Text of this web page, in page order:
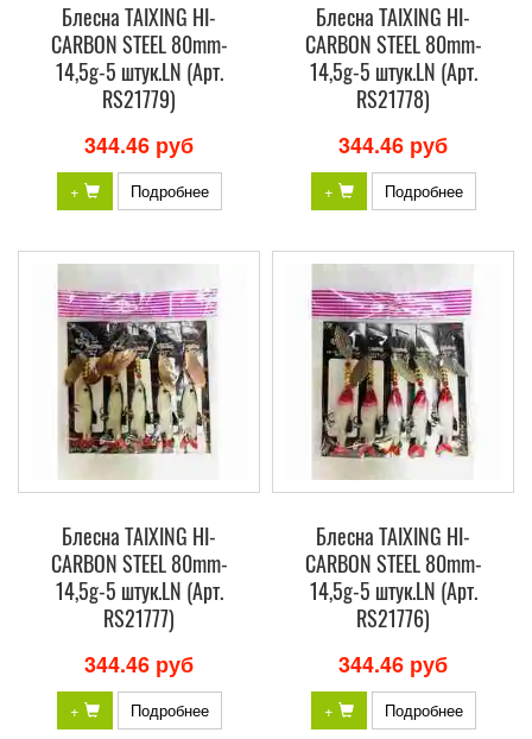
Блесна TAIXING HI-
CARBON STEEL 80mm-
14,5g-5 штук.LN (Арт.
RS21779)
344.46 руб
+ Подробнее
Блесна TAIXING HI-
CARBON STEEL 80mm-
14,5g-5 штук.LN (Арт.
RS21778)
344.46 руб
+ Подробнее
Блесна TAIXING HI-
CARBON STEEL 80mm-
14,5g-5 штук.LN (Арт.
RS21777)
344.46 руб
+ Подробнее
Блесна TAIXING HI-
CARBON STEEL 80mm-
14,5g-5 штук.LN (Арт.
RS21776)
344.46 руб
+ Подробнее